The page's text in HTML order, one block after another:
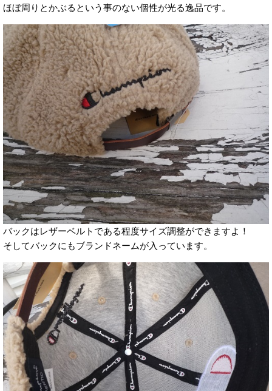
ほぼ周りとかぶるという事のない個性が光る逸品です。
バックはレザーベルトである程度サイズ調整ができますよ！
そしてバックにもブランドネームが入っています。